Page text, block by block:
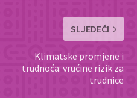
SLJEDEĆI
Klimatske promjene i
trudnoća: vrućine rizik za
trudnice